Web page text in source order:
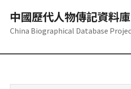
中國歷代人物傳記資料庫
China Biographical Database